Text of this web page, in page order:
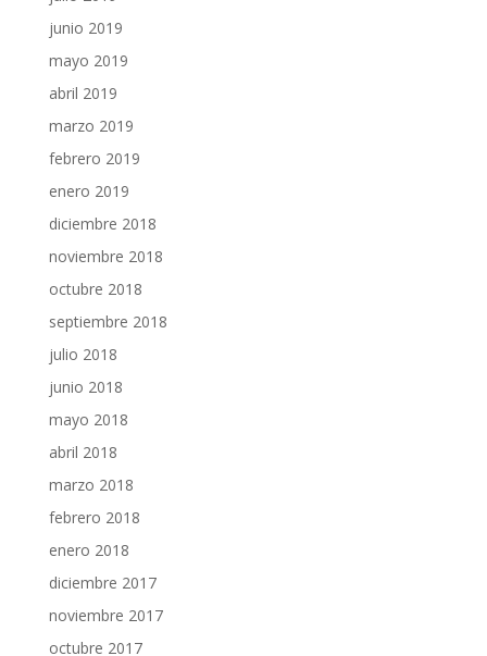
junio 2019
mayo 2019
abril 2019
marzo 2019
febrero 2019
enero 2019
diciembre 2018
noviembre 2018
octubre 2018
septiembre 2018
julio 2018
junio 2018
mayo 2018
abril 2018
marzo 2018
febrero 2018
enero 2018
diciembre 2017
noviembre 2017
octubre 2017